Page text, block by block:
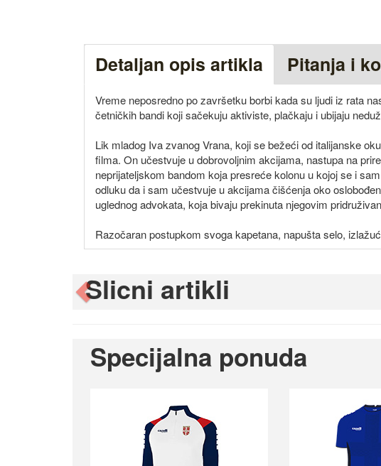
Detaljan opis artikla Pitanja i
Vreme neposredno po završetku borbi kada su ljudi iz rata
četničkih bandi koji sačekuju aktiviste, plačkaju i ubijaju
Lik mladog Iva zvanog Vrana, koji se bežeći od italijanske
filma. On učestvuje u dobrovoljnim akcijama, nastupa na
neprijateljskom bandom koja presreće kolonu u kojoj se i
odluku da i sam učestvuje u akcijama čišćenja oko
uglednog advokata, koja bivaju prekinuta njegovim
Razočaran postupkom svoga kapetana, napušta selo,
Slicni artikli
Previous
Specijalna ponuda